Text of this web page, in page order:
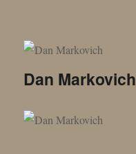
Dan Markovich